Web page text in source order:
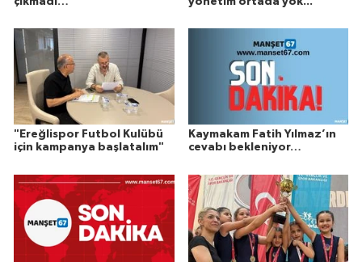
"Ereğlispor Futbol Kulübü
için kampanya başlatalım"
Kaymakam Fatih Yılmaz’ın
cevabı bekleniyor…